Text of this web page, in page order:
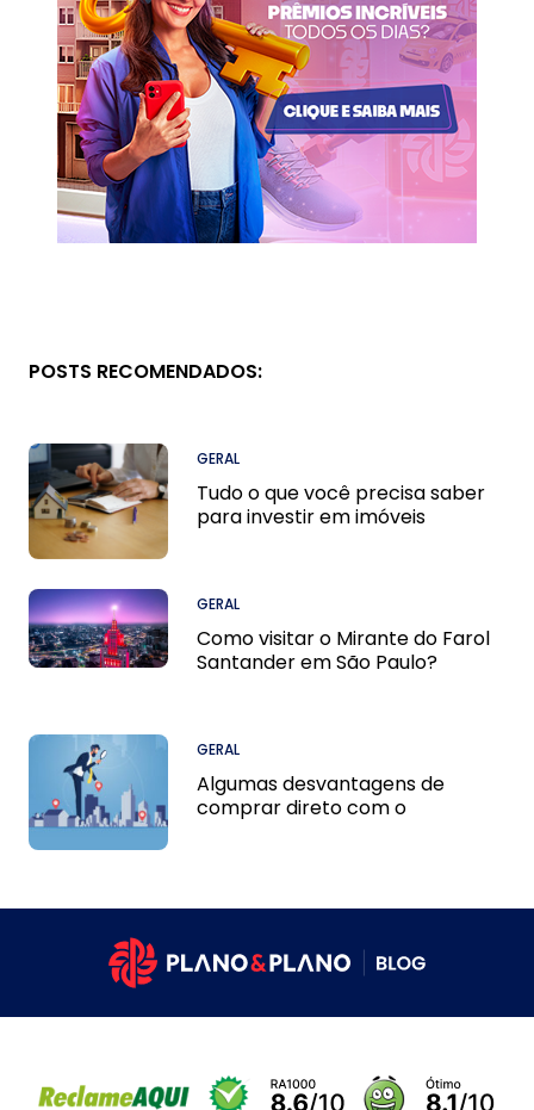
POSTS RECOMENDADOS:
GERAL
Tudo o que você precisa saber
para investir em imóveis
GERAL
Como visitar o Mirante do Farol
Santander em São Paulo?
GERAL
Algumas desvantagens de
comprar direto com o